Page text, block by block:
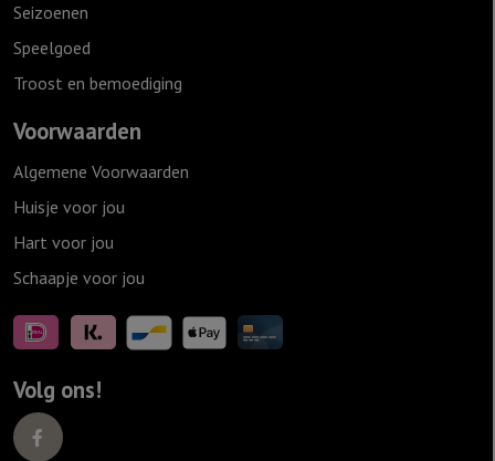
Seizoenen
Speelgoed
Troost en bemoediging
Voorwaarden
Algemene Voorwaarden
Huisje voor jou
Hart voor jou
Schaapje voor jou
Volg ons!